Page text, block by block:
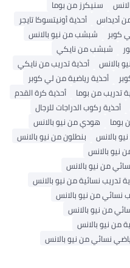
سنيكرز من بوما
أحذية أونيتسوكا تايجر
شبشب من نيو بالانس
شبشب من نايكي
أحذية تدريب من نايكي
أحذية رياضية من لي كوبر
من بوما
أحذية كرة القدم
ركوب الدراجات للرجال
هودي من نيو بالانس
بنطلون من نيو بالانس
بالانس
من نيو بالانس
نسائية من نيو بالانس
من نيو بالانس
نيو بالانس
نيو بالانس
من نيو بالانس